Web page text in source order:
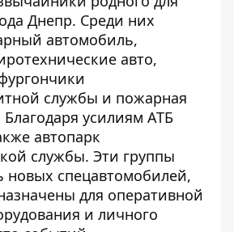
Днепр. Среди них
автомобиль,
авто,
службы и пожарная
Благодаря усилиям АТБ
автопарк
службы. Эти группы
новых спецавтомобилей,
для оперативной
и личного